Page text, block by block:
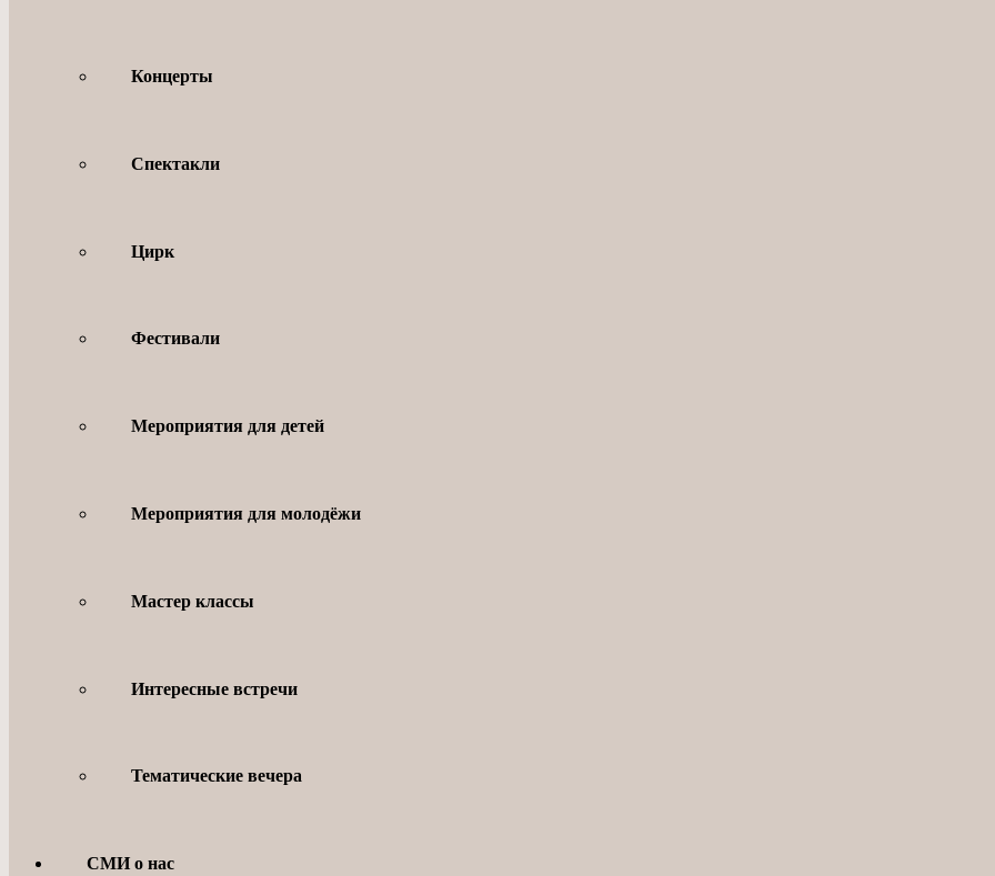
Концерты
Спектакли
Цирк
Фестивали
Мероприятия для детей
Мероприятия для молодёжи
Мастер классы
Интересные встречи
Тематические вечера
СМИ о нас